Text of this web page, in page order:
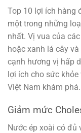
Top 10 lợi ích hàng
một trong những
nhất. Vị vua của
hoặc xanh lá cây
cạnh hương vị hấp
lợi ích cho sức
Việt Nam khám phá.
Giảm mức
Nước ép xoài có đủ